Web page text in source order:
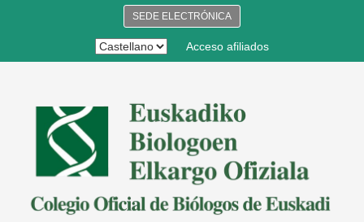
SEDE ELECTRÓNICA
Acceso afiliados